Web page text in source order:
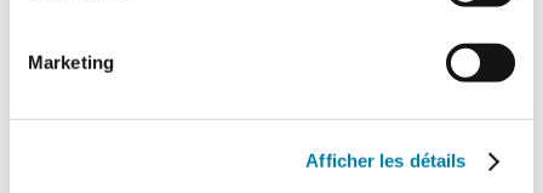
Marketing
Afficher les détails
l’épreuve des nouveaux risques
de nouveaux risques et l’évolution rapide